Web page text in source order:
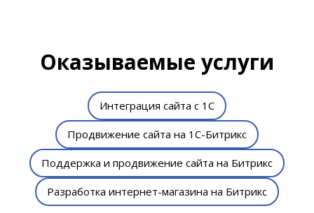
Оказываемые услуги
Интеграция сайта с 1С
Продвижение сайта на 1С-Битрикс
Поддержка и продвижение сайта на Битрикс
Разработка интернет-магазина на Битрикс